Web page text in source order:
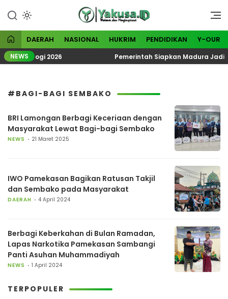
konten
Yakusa
Visioner dan Menginspirasi
DAERAH NASIONAL HUKRIM PENDIDIKAN Y-OUR
NEWS
Ekoteologi 2026 Pemerintah Siapkan Madura Jadi
#BAGI-BAGI SEMBAKO
BRI Lamongan Berbagi Keceriaan dengan
Masyarakat Lewat Bagi-bagi Sembako
NEWS 21 Maret 2025
IWO Pamekasan Bagikan Ratusan Takjil
dan Sembako pada Masyarakat
DAERAH 4 April 2024
Berbagi Keberkahan di Bulan Ramadan,
Lapas Narkotika Pamekasan Sambangi
Panti Asuhan Muhammadiyah
NEWS 1 April 2024
TERPOPULER